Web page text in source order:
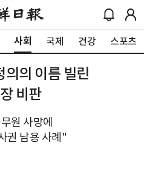
사회 국제 건강 스포츠
의 이름 빌린
비판
원 사망에
권 남용 사례"